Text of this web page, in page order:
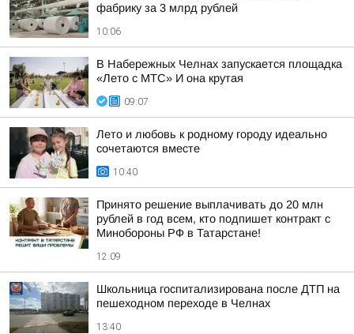
фабрику за 3 млрд рублей
10:06
В Набережных Челнах запускается площадка
«Лето с МТС» И она крутая
09:07
Лето и любовь к родному городу идеально
сочетаются вместе
10:40
Принято решение выплачивать до 20 млн
рублей в год всем, кто подпишет контракт с
Минобороны РФ в Татарстане!
12:09
Школьница госпитализирована после ДТП на
пешеходном переходе в Челнах
13:40